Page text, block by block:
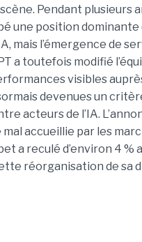
Pendant plusieurs
une position dominante
mais l’émergence de
a toutefois modifié
visibles
devenues un
acteurs de l’IA.
accueillie par les
a reculé d’environ 4 %
réorganisation de sa